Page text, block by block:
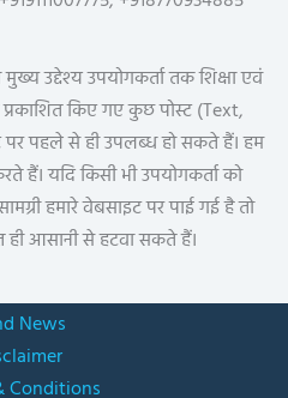
उद्देश्य उपयोगकर्ता तक शिक्षा एवं
प्रकाशित किए गए कुछ पोस्ट (Text,
पहले से ही उपलब्ध हो सकते हैं। हम
हैं। यदि किसी भी उपयोगकर्ता को
हमारे वेबसाइट पर पाई गई है तो
आसानी से हटवा सकते हैं।
News
Conditions